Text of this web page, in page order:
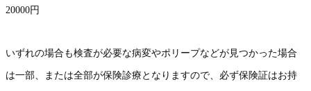
20000円
いずれの場合も検査が必要な病変やポリープなどが見つかった場合
は一部、または全部が保険診療となりますので、必ず保険証はお持